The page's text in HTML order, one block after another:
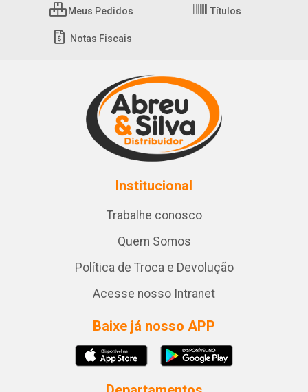
Meus Pedidos Títulos
Notas Fiscais
Institucional
Trabalhe conosco
Quem Somos
Política de Troca e Devolução
Acesse nosso Intranet
Baixe já nosso APP